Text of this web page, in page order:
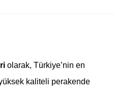
olarak, Türkiye’nin en
kaliteli perakende